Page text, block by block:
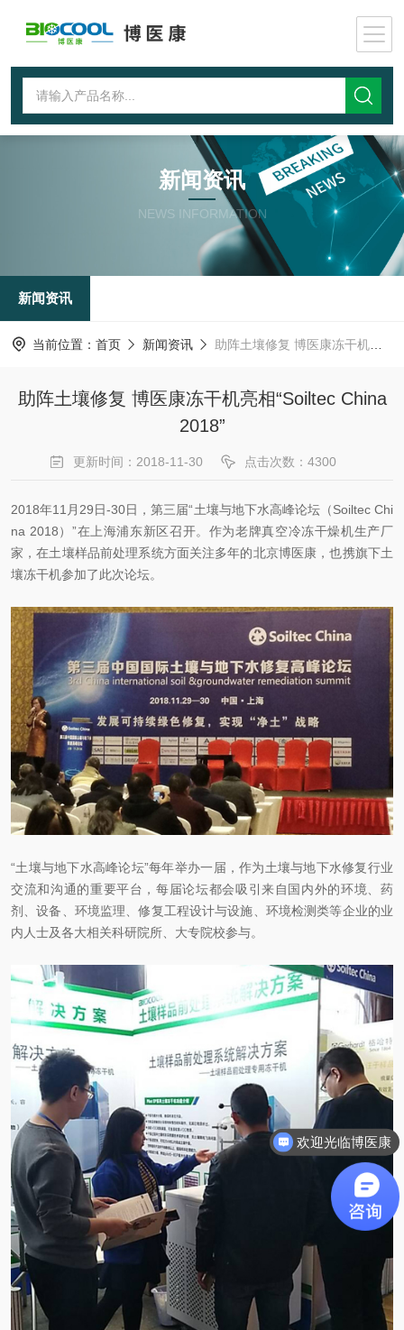
新闻资讯
NEWS INFORMATION
新闻资讯
当前位置： 首页 新闻资讯 助阵土壤修复 博医康冻干机亮相“Soiltec China 2018”
助阵土壤修复 博医康冻干机亮相“Soiltec China
2018”
更新时间：2018-11-30 点击次数：4300
2018年11月29日-30日，第三届“土壤与地下水高峰论坛（Soiltec Chi
na 2018）”在上海浦东新区召开。作为老牌真空冷冻干燥机生产厂
家，在土壤样品前处理系统方面关注多年的北京博医康，也携旗下土
壤冻干机参加了此次论坛。
“土壤与地下水高峰论坛”每年举办一届，作为土壤与地下水修复行业
交流和沟通的重要平台，每届论坛都会吸引来自国内外的环境、药
剂、设备、环境监理、修复工程设计与设施、环境检测类等企业的业
内人士及各大相关科研院所、大专院校参与。
欢迎光临博医康